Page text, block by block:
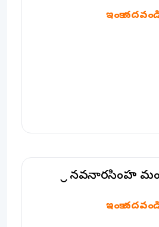
ఇంకా
శ్రీ నవనారసింహ
శ్రీ నవనారసింహ
ఇంకా